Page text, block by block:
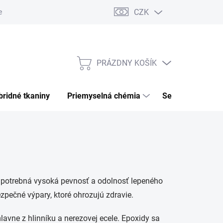
Podmienky ochrany osobných údajov
CZK
NÁKUPNÝ
PRÁZDNY KOŠÍK
tkaniny priemyselná chémia separátor,
vysoká pevnosť a odolnosť lepeného
výpary, ktoré ohrozujú zdravie.
z hlinníku a nerezovej ecele. Epoxidy sa